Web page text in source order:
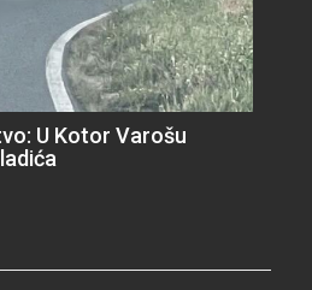
U Kotor Varošu